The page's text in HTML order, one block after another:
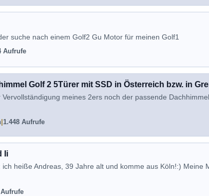
suche nach einem Golf2 Gu Motor für meinen Golf1
Aufrufe
Golf 2 5Türer mit SSD in Österreich bzw. in
meines 2ers noch der passende
1.448 Aufrufe
Ii
heiße Andreas, 39 Jahre alt und komme aus Köln!:) Meine
Aufrufe